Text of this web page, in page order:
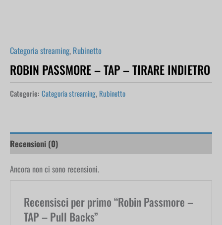
Categoria streaming, Rubinetto
ROBIN PASSMORE – TAP – TIRARE INDIETRO
Categorie: Categoria streaming, Rubinetto
Recensioni (0)
Ancora non ci sono recensioni.
Recensisci per primo “Robin Passmore –
TAP – Pull Backs”